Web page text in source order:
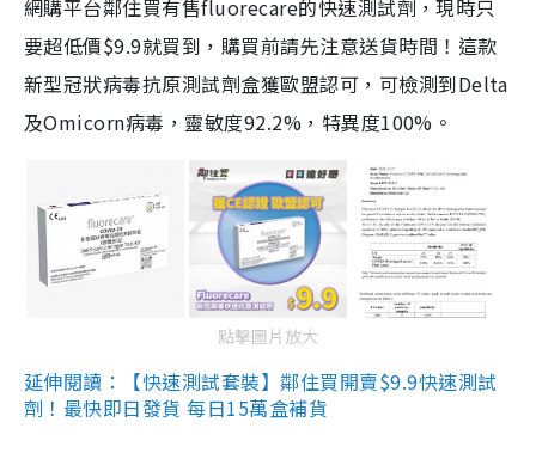
網購平台鄰住買有售fluorecare的快速測試劑，現時只
要超低價$9.9就買到，購買前請先注意送貨時間！這款
新型冠狀病毒抗原測試劑盒獲歐盟認可，可檢測到Delta
及Omicorn病毒，靈敏度92.2%，特異度100%。
點擊圖片放大
延伸閱讀：【快速測試套裝】鄰住買開賣$9.9快速測試
劑！最快即日發貨 每日15萬盒補貨